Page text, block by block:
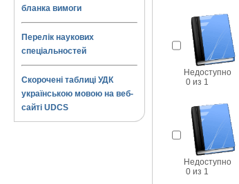
бланка вимоги
Перелік наукових
спеціальностей
Скорочені таблиці УДК
українською мовою на веб-
сайті UDCS
Недоступно
0 из 1
Недоступно
0 из 1